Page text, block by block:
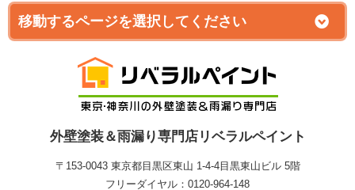
外壁塗装＆雨漏り専門店リベラルペイント
〒153-0043 東京都目黒区東山 1‐4‐4目黒東山ビル 5階
フリーダイヤル：0120-964-148